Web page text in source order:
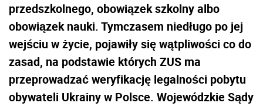
przedszkolnego, obowiązek szkolny albo
obowiązek nauki. Tymczasem niedługo po jej
wejściu w życie, pojawiły się wątpliwości co do
zasad, na podstawie których ZUS ma
przeprowadzać weryfikację legalności pobytu
obywateli Ukrainy w Polsce. Wojewódzkie Sądy